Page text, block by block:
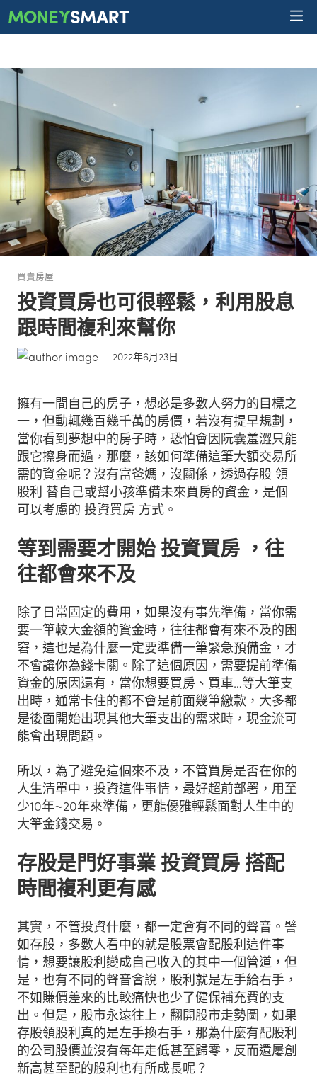
買賣房屋
投資買房也可很輕鬆，利用股息
跟時間複利來幫你
2022年6月23日
擁有一間自己的房子，想必是多數人努力的目標之
一，但動輒幾百幾千萬的房價，若沒有提早規劃，
當你看到夢想中的房子時，恐怕會因阮囊羞澀只能
跟它擦身而過，那麼，該如何準備這筆大額交易所
需的資金呢？沒有富爸媽，沒關係，透過存股 領
股利 替自己或幫小孩準備未來買房的資金，是個
可以考慮的 投資買房 方式。
等到需要才開始 投資買房 ，往
往都會來不及
除了日常固定的費用，如果沒有事先準備，當你需
要一筆較大金額的資金時，往往都會有來不及的困
窘，這也是為什麼一定要準備一筆緊急預備金，才
不會讓你為錢卡關。除了這個原因，需要提前準備
資金的原因還有，當你想要買房、買車…等大筆支
出時，通常卡住的都不會是前面幾筆繳款，大多都
是後面開始出現其他大筆支出的需求時，現金流可
能會出現問題。
所以，為了避免這個來不及，不管買房是否在你的
人生清單中，投資這件事情，最好超前部署，用至
少10年~20年來準備，更能優雅輕鬆面對人生中的
大筆金錢交易。
存股是門好事業 投資買房 搭配
時間複利更有感
其實，不管投資什麼，都一定會有不同的聲音。譬
如存股，多數人看中的就是股票會配股利這件事
情，想要讓股利變成自己收入的其中一個管道，但
是，也有不同的聲音會說，股利就是左手給右手，
不如賺價差來的比較痛快也少了健保補充費的支
出。但是，股市永遠往上，翻開股市走勢圖，如果
存股領股利真的是左手換右手，那為什麼有配股利
的公司股價並沒有每年走低甚至歸零，反而還屢創
新高甚至配的股利也有所成長呢？